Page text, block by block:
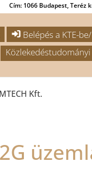
Cím: 1066 Budapest, Teréz
Belépés a KTE-
Közlekedéstudományi
Kft.